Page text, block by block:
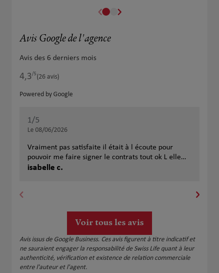
Avis Google de l'agence
Avis des 6 derniers mois
4,3/5Note de 4.3 sur 5
(26 avis)
Powered by Google
1/5
Le 08/06/2026
Vraiment pas satisfaite il était à l écoute pour
pouvoir me faire signer le contrats tout ok L elle
me dit quel me dit quel me prend en charge de
appelle la conseillère elle me dit je leu rien faire
!!! Elle a sus me faire signée !!! Ça oui il ne me
prenne pas en charge est il mon pris 500 euros
pour rien
isabelle c.
Voir tous les avis
Avis issus de Google Business. Ces avis figurent à titre indicatif et
ne sauraient engager la responsabilité de Swiss Life quant à leur
authenticité, vérification et existence de relation commerciale
entre l'auteur et l'agent.